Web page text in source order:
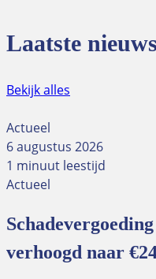
Laatste nieuws
Bekijk alles
Actueel
6 augustus 2026
1 minuut leestijd
Actueel
verhoogd naar